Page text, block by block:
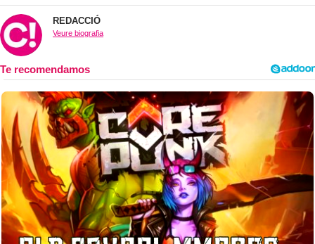
REDACCIÓ
Veure biografia